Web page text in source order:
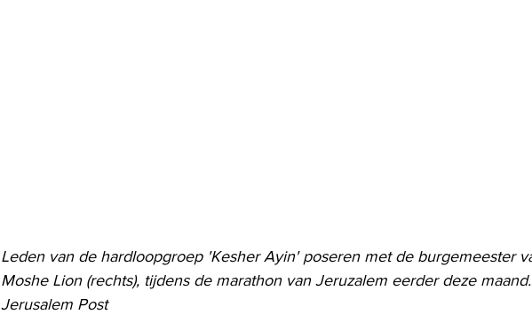
Leden van de hardloopgroep 'Kesher Ayin' poseren met de burgemeester
Moshe Lion (rechts), tijdens de marathon van Jeruzalem eerder deze
Jerusalem Post